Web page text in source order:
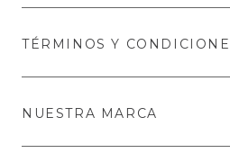
TÉRMINOS Y
NUESTRA MARCA